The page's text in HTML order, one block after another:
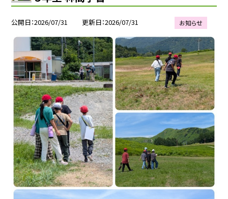
公開日 2026/07/31 更新日 2026/07/31 お知らせ